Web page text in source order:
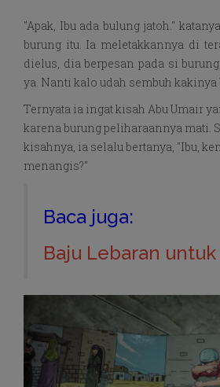
"Apak, Ibu ada bulung jatoh."
burung itu. Ia meletakkannya di
dielus, dia berpesan pada si
ya. Nanti kalo udah sembuh kakinya
Ternyata ia ingat kisah Abu Umair
karena burung peliharaannya mati.
kisahnya, ia selalu bertanya, "Ibu,
menangis?"
Baca juga:
Baju Lebaran